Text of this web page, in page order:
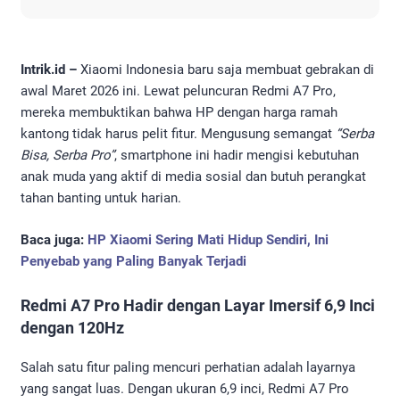
Intrik.id – Xiaomi Indonesia baru saja membuat gebrakan di
awal Maret 2026 ini. Lewat peluncuran Redmi A7 Pro,
mereka membuktikan bahwa HP dengan harga ramah
kantong tidak harus pelit fitur. Mengusung semangat “Serba
Bisa, Serba Pro”, smartphone ini hadir mengisi kebutuhan
anak muda yang aktif di media sosial dan butuh perangkat
tahan banting untuk harian.
Baca juga: HP Xiaomi Sering Mati Hidup Sendiri, Ini
Penyebab yang Paling Banyak Terjadi
Redmi A7 Pro Hadir dengan Layar Imersif 6,9 Inci
dengan 120Hz
Salah satu fitur paling mencuri perhatian adalah layarnya
yang sangat luas. Dengan ukuran 6,9 inci, Redmi A7 Pro